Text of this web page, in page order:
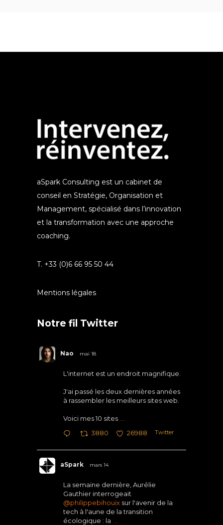
aSpark Consulting est un cabinet de
conseil en Stratégie, Organisation et
Management, spécialisé dans l’innovation
et la transformation avec une approche
coaching.
T. +33 (0)6 66 95 50 44
Mentions légales
Notre fil Twitter
Nao mai 18
L'internet est un endroit magnifique.
J'ai passé les deux dernières années
à rassembler les meilleurs sites web.
Voici mes 10 sites
3880 26988 Twitter
aSpark mars 14
La semaine dernière, Aurélie
Gauthier interrogeait
@philippebihouix sur l'avenir de la
tech à l'aune de la transition
écologique : la